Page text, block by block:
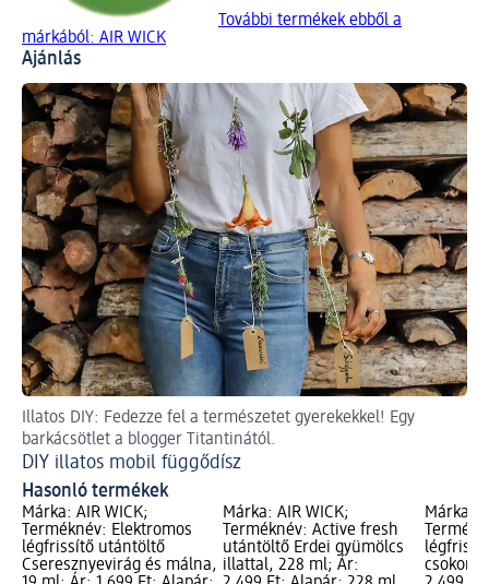
További termékek ebből a
márkából: AIR WICK
Ajánlás
Illatos DIY: Fedezze fel a természetet gyerekekkel! Egy
barkácsötlet a blogger Titantinától.
DIY illatos mobil függődísz
Hasonló termékek
Márka: AIR WICK;
Terméknév: Elektromos
légfrissítő utántöltő
Cseresznyevirág és málna,
Márka: AIR WICK;
Terméknév: Active fresh
utántöltő Erdei gyümölcs
illattal, 228 ml; Ár:
Márka:
csokor,